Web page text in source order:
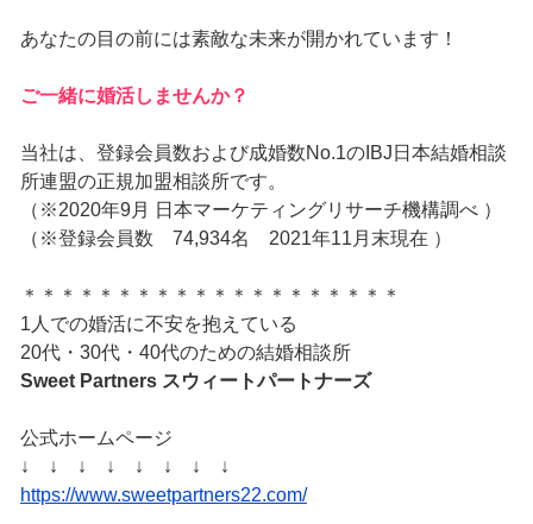
あなたの目の前には素敵な未来が開かれています！
ご一緒に婚活しませんか？
当社は、登録会員数および成婚数No.1のIBJ日本結婚相談
所連盟の正規加盟相談所です。
（※2020年9月 日本マーケティングリサーチ機構調べ ）
（※登録会員数 74,934名 2021年11月末現在 ）
＊＊＊＊＊＊＊＊＊＊＊＊＊＊＊＊＊＊＊＊
1人での婚活に不安を抱えている
20代・30代・40代のための結婚相談所
Sweet Partners スウィートパートナーズ
公式ホームページ
↓ ↓ ↓ ↓ ↓ ↓ ↓ ↓
https://www.sweetpartners22.com/